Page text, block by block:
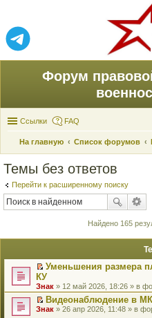
Форум
Ссылки FAQ
На главную Список форумов
Темы без ответов
Перейти к расширенному поиску
Найдено 165
П
е
р
е
й
Уменьшения размера
КУ
Знак » 12 май 2026, 18:26 » в
П
Видеонаблюдение в
Знак » 26 апр 2026, 11:48 » в